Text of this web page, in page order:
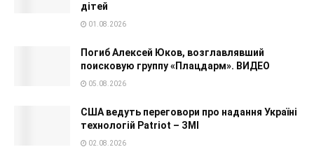
дітей
01.08.2026
Погиб Алексей Юков, возглавлявший
поисковую группу «Плацдарм». ВИДЕО
05.08.2026
США ведуть переговори про надання Україні
технологій Patriot – ЗМІ
02.08.2026